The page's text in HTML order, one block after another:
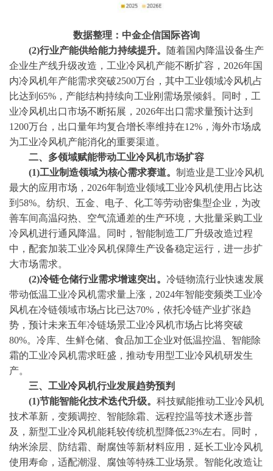
数据整理：中金企信国际咨询
(2)行业产能供给能力持续提升。
随着国内降温设备生产
企业生产线升级改造，工业冷风机产能不断扩容， 2026年国
内冷风机年产能需求突破2500万台，其中工业领域冷风机占
比达到65%，产能结构持续向工业刚需场景倾斜。同时，工
业冷风机出口市场不断拓展，2026年出口需求量预计达到
1200万台，出口量年均复合增长率维持在12%，海外市场成
为工业冷风机产能消化的重要渠道。
二、多领域赋能带动工业冷风机市场扩容
(1)工业制造领域为核心需求赛道。 制造业是工业冷风机
最大的应用市场， 2026年制造业领域工业冷风机使用占比达
到58%。纺织、五金、电子、化工等劳动密集型企业，为改
善车间高温闷热、空气流通差的生产环境，大批量采购工业
冷风机进行通风降温。同时，智能制造工厂升级改造过程
中，配套加装工业冷风机保障生产设备稳定运行，进一步扩
大市场需求。
(2)冷链仓储行业需求增速突出。 冷链物流行业快速发展
带动低温工业冷风机需求量上涨， 2024年智能变频类工业冷
风机在冷链领域市场占比已达70%，依托冷链产业扩张趋
势，预计未来五年冷链场景工业冷风机市场占比将突破
80%。冷库、生鲜仓储、食品加工企业对低温控温、智能除
霜的工业冷风机需求旺盛，推动专用型工业冷风机研发生
产。
三、工业冷风机行业发展趋势预判
(1)节能智能化技术迭代升级。 科技赋能推动工业冷风机
技术革新，变频调控、智能除霜、远程控温等技术逐步普
及，新型工业冷风机能耗较传统机型降低23%左右。同时，
纳米涂层、防结霜、耐腐蚀等新材料应用，延长工业冷风机
使用寿命，适配潮湿、腐蚀等特殊工业场景。智能化改造让